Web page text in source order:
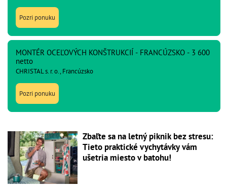
Pozri ponuku
MONTÉR OCEĽOVÝCH KONŠTRUKCIÍ - FRANCÚZSKO - 3 600
netto
CHRISTAL s. r. o., Francúzsko
Pozri ponuku
Zbaľte sa na letný piknik bez stresu:
Tieto praktické vychytávky vám
ušetria miesto v batohu!